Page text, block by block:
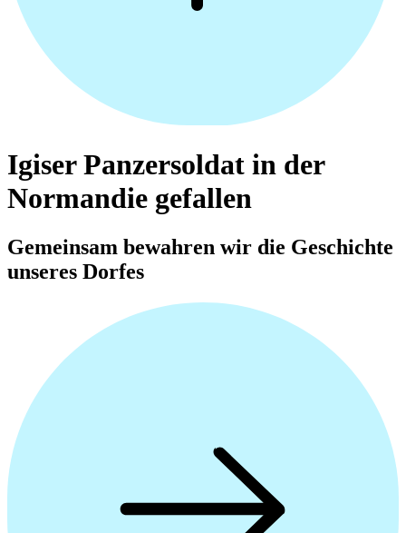
Igiser Panzersoldat in der
Normandie gefallen
Gemeinsam bewahren wir die Geschichte
unseres Dorfes